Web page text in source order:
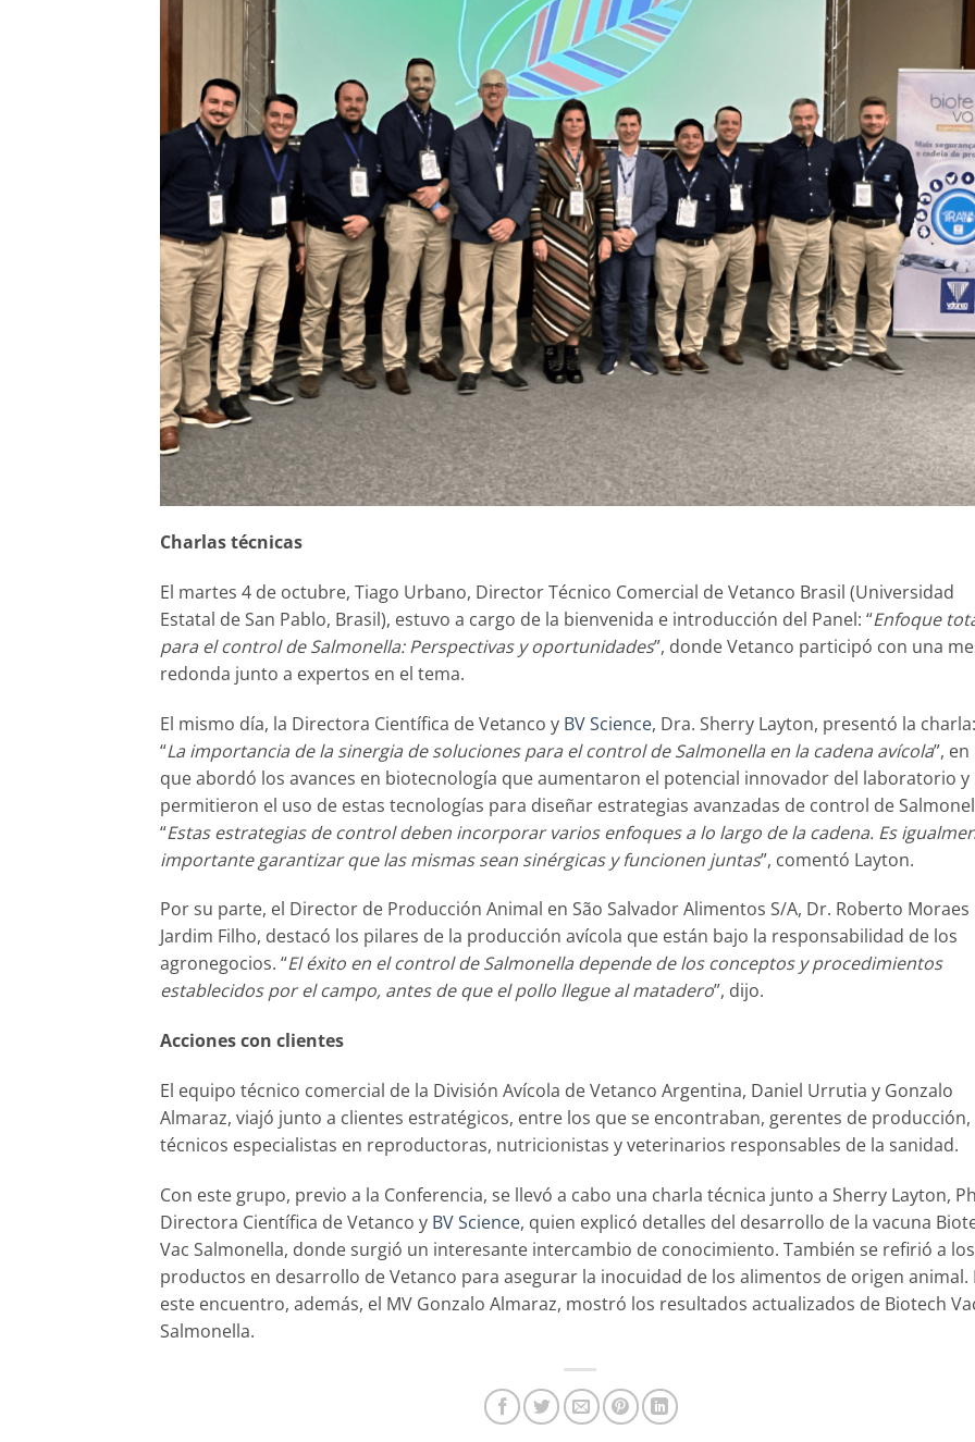
Charlas técnicas
El martes 4 de octubre, Tiago Urbano, Director Técnico Comercial de Vetanco Brasil (Universidad
Estatal de San Pablo, Brasil), estuvo a cargo de la bienvenida e introducción del Panel: “Enfoque
para el control de Salmonella: Perspectivas y oportunidades”, donde Vetanco participó con una
redonda junto a expertos en el tema.
El mismo día, la Directora Científica de Vetanco y BV Science, Dra. Sherry Layton, presentó la charla:
“La importancia de la sinergia de soluciones para el control de Salmonella en la cadena avícola”, en
que abordó los avances en biotecnología que aumentaron el potencial innovador del laboratorio y
permitieron el uso de estas tecnologías para diseñar estrategias avanzadas de control de
“Estas estrategias de control deben incorporar varios enfoques a lo largo de la cadena. Es
importante garantizar que las mismas sean sinérgicas y funcionen juntas”, comentó Layton.
Por su parte, el Director de Producción Animal en São Salvador Alimentos S/A, Dr. Roberto Moraes
Jardim Filho, destacó los pilares de la producción avícola que están bajo la responsabilidad de los
agronegocios. “El éxito en el control de Salmonella depende de los conceptos y procedimientos
establecidos por el campo, antes de que el pollo llegue al matadero”, dijo.
Acciones con clientes
El equipo técnico comercial de la División Avícola de Vetanco Argentina, Daniel Urrutia y Gonzalo
Almaraz, viajó junto a clientes estratégicos, entre los que se encontraban, gerentes de producción,
técnicos especialistas en reproductoras, nutricionistas y veterinarios responsables de la sanidad.
Con este grupo, previo a la Conferencia, se llevó a cabo una charla técnica junto a Sherry Layton,
Directora Científica de Vetanco y BV Science, quien explicó detalles del desarrollo de la vacuna
Vac Salmonella, donde surgió un interesante intercambio de conocimiento. También se refirió a los
productos en desarrollo de Vetanco para asegurar la inocuidad de los alimentos de origen animal.
este encuentro, además, el MV Gonzalo Almaraz, mostró los resultados actualizados de Biotech
Salmonella.